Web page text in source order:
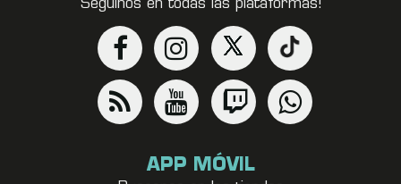
Seguinos en todas las plataformas!
APP MÓVIL